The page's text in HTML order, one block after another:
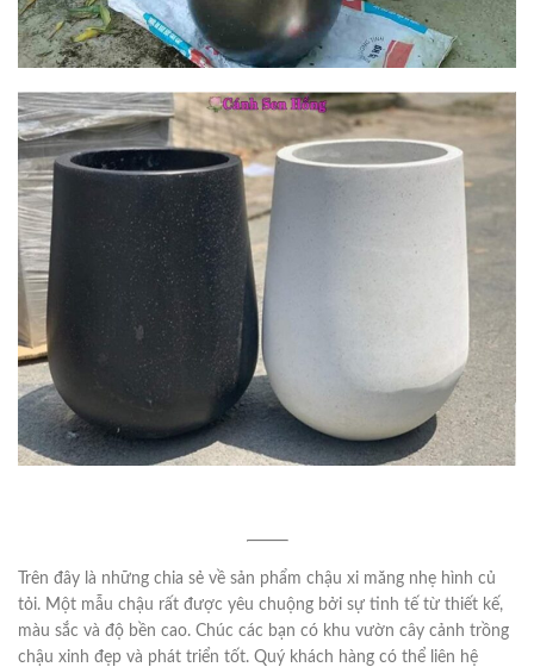
Trên đây là những chia sẻ về sản phẩm chậu xi măng nhẹ hình củ
tỏi. Một mẫu chậu rất được yêu chuộng bởi sự tinh tế từ thiết kế,
màu sắc và độ bền cao. Chúc các bạn có khu vườn cây cảnh trồng
chậu xinh đẹp và phát triển tốt. Quý khách hàng có thể liên hệ